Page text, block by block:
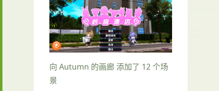
向 Autumn 的画廊 添加了 12 个场
景